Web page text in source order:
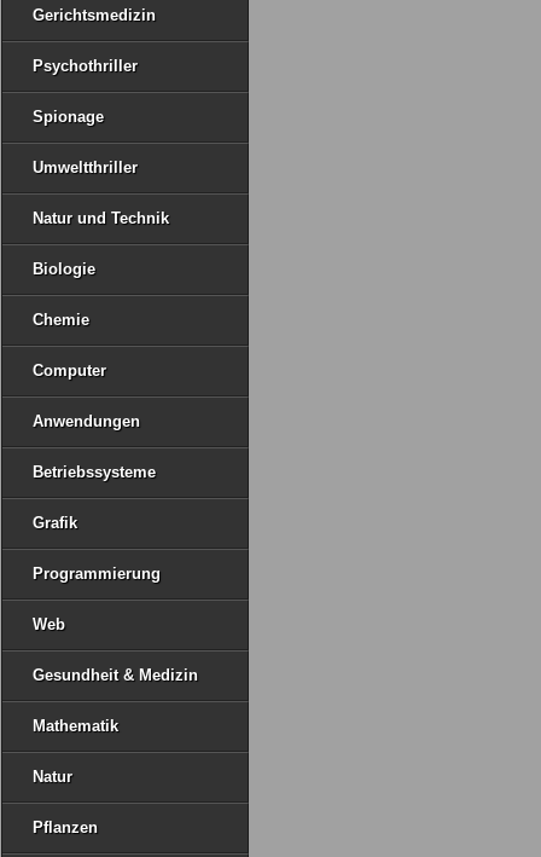
Gerichtsmedizin
Psychothriller
Spionage
Umweltthriller
Natur und Technik
Biologie
Chemie
Computer
Anwendungen
Betriebssysteme
Grafik
Programmierung
Web
Gesundheit & Medizin
Mathematik
Natur
Pflanzen